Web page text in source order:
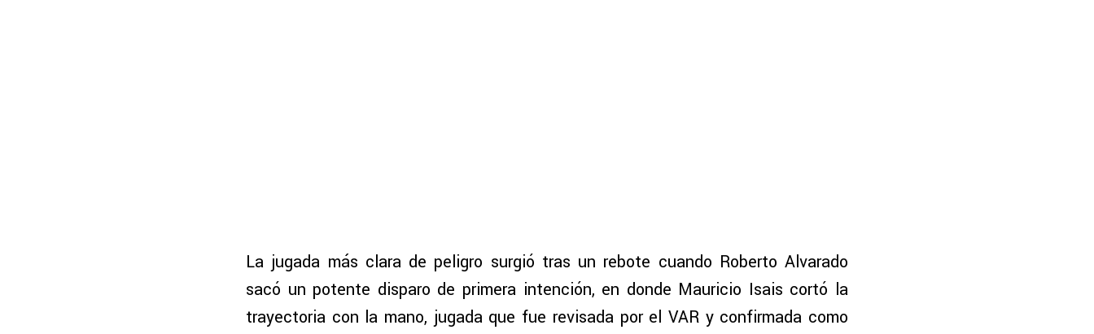
La jugada más clara de peligro surgió tras un rebote cuando Roberto Alvarado
sacó un potente disparo de primera intención, en donde Mauricio Isais cortó la
trayectoria con la mano, jugada que fue revisada por el VAR y confirmada como